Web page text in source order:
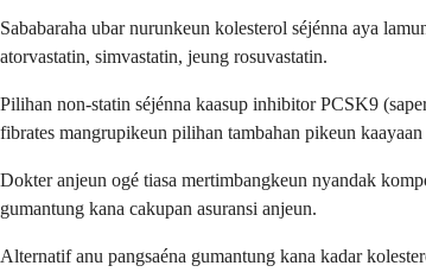
Sababaraha ubar nurunkeun kolesterol séjénna aya
atorvastatin, simvastatin, jeung rosuvastatin.
Pilihan non-statin séjénna kaasup inhibitor PCSK9
fibrates mangrupikeun pilihan tambahan pikeun kaayaan
Dokter anjeun ogé tiasa mertimbangkeun nyandak
gumantung kana cakupan asuransi anjeun.
Alternatif anu pangsaéna gumantung kana kadar